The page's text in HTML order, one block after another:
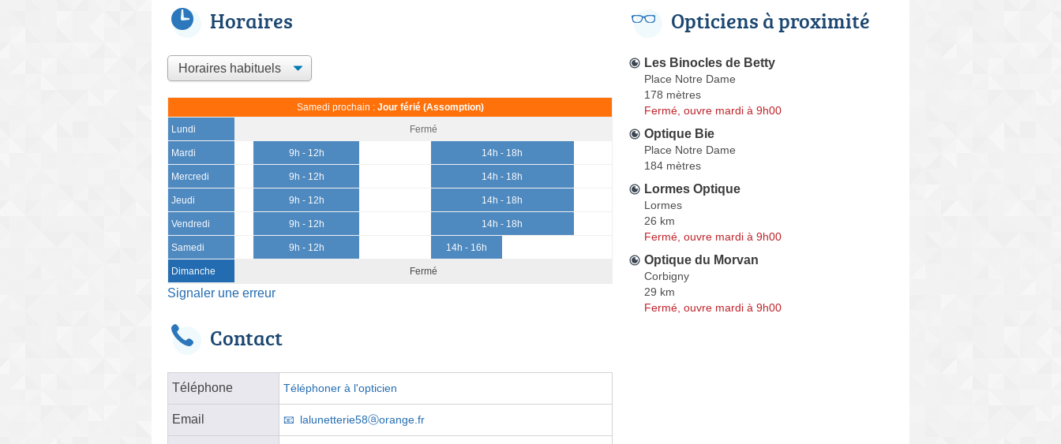
Horaires
Samedi prochain : Jour férié (Assomption)
Lundi Fermé
Mardi 9h - 12h 14h - 18h
Mercredi 9h - 12h 14h - 18h
Jeudi 9h - 12h 14h - 18h
Vendredi 9h - 12h 14h - 18h
Samedi 9h - 12h 14h - 16h
Dimanche Fermé
Signaler une erreur
Contact
Téléphone Téléphoner à l'opticien
Email lalunetterie58ⓐorange.fr
Opticiens à proximité
Les Binocles de Betty
Place Notre Dame
178 mètres
Fermé, ouvre mardi à 9h00
Optique Bie
Place Notre Dame
184 mètres
Lormes Optique
Lormes
26 km
Fermé, ouvre mardi à 9h00
Optique du Morvan
Corbigny
29 km
Fermé, ouvre mardi à 9h00